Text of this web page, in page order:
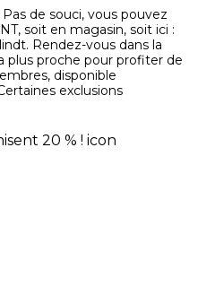
de souci, vous pouvez
soit en magasin, soit ici :
Rendez-vous dans la
plus proche pour profiter de
disponible
exclusions